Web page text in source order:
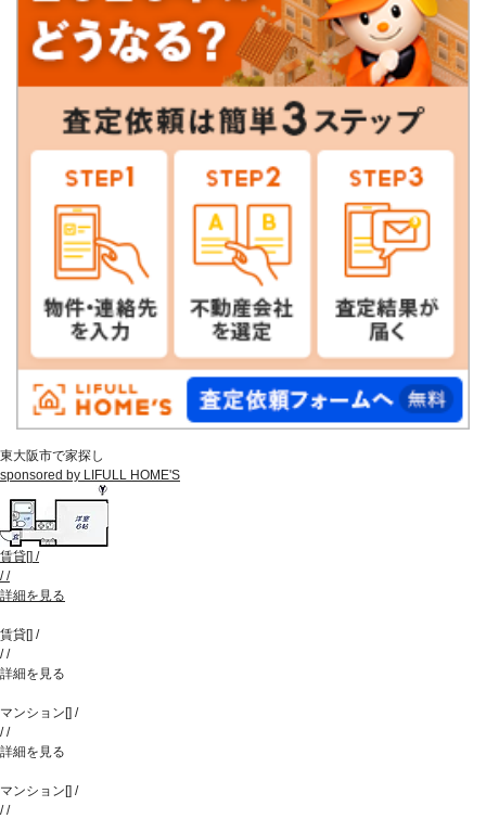
東大阪市で家探し
sponsored by LIFULL HOME'S
賃貸[] /
//
詳細を見る
賃貸[] /
//
詳細を見る
マンション[] /
//
詳細を見る
マンション[] /
//